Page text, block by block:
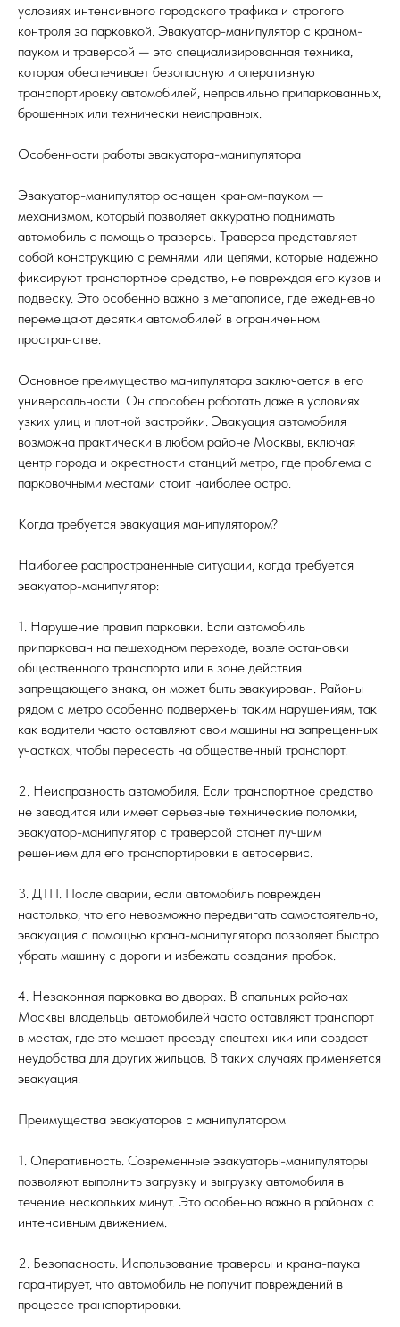
условиях интенсивного городского трафика и строгого
контроля за парковкой. Эвакуатор-манипулятор с краном-
пауком и траверсой — это специализированная техника,
которая обеспечивает безопасную и оперативную
транспортировку автомобилей, неправильно припаркованных,
брошенных или технически неисправных.
Особенности работы эвакуатора-манипулятора
Эвакуатор-манипулятор оснащен краном-пауком —
механизмом, который позволяет аккуратно поднимать
автомобиль с помощью траверсы. Траверса представляет
собой конструкцию с ремнями или цепями, которые надежно
фиксируют транспортное средство, не повреждая его кузов и
подвеску. Это особенно важно в мегаполисе, где ежедневно
перемещают десятки автомобилей в ограниченном
пространстве.
Основное преимущество манипулятора заключается в его
универсальности. Он способен работать даже в условиях
узких улиц и плотной застройки. Эвакуация автомобиля
возможна практически в любом районе Москвы, включая
центр города и окрестности станций метро, где проблема с
парковочными местами стоит наиболее остро.
Когда требуется эвакуация манипулятором?
Наиболее распространенные ситуации, когда требуется
эвакуатор-манипулятор:
1. Нарушение правил парковки. Если автомобиль
припаркован на пешеходном переходе, возле остановки
общественного транспорта или в зоне действия
запрещающего знака, он может быть эвакуирован. Районы
рядом с метро особенно подвержены таким нарушениям, так
как водители часто оставляют свои машины на запрещенных
участках, чтобы пересесть на общественный транспорт.
2. Неисправность автомобиля. Если транспортное средство
не заводится или имеет серьезные технические поломки,
эвакуатор-манипулятор с траверсой станет лучшим
решением для его транспортировки в автосервис.
3. ДТП. После аварии, если автомобиль поврежден
настолько, что его невозможно передвигать самостоятельно,
эвакуация с помощью крана-манипулятора позволяет быстро
убрать машину с дороги и избежать создания пробок.
4. Незаконная парковка во дворах. В спальных районах
Москвы владельцы автомобилей часто оставляют транспорт
в местах, где это мешает проезду спецтехники или создает
неудобства для других жильцов. В таких случаях применяется
эвакуация.
Преимущества эвакуаторов с манипулятором
1. Оперативность. Современные эвакуаторы-манипуляторы
позволяют выполнить загрузку и выгрузку автомобиля в
течение нескольких минут. Это особенно важно в районах с
интенсивным движением.
2. Безопасность. Использование траверсы и крана-паука
гарантирует, что автомобиль не получит повреждений в
процессе транспортировки.